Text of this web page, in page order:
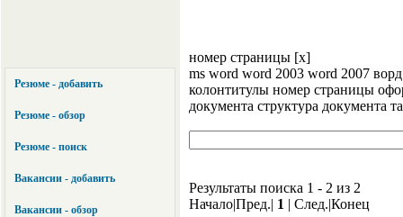
Резюме - добавить
Резюме - обзор
Резюме - поиск
Вакансии - добавить
Вакансии - обзор
номер страницы [x]
ms word word 2003 word 2007
колонтитулы номер страницы
документа структура документа
Результаты поиска 1 - 2 из 2
Начало|Пред.| 1 | След.|Конец